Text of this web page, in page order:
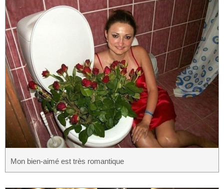
Mon bien-aimé est très romantique